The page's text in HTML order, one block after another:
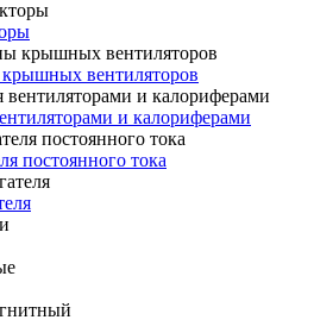
вентиляторов
и калориферами
постоянного тока